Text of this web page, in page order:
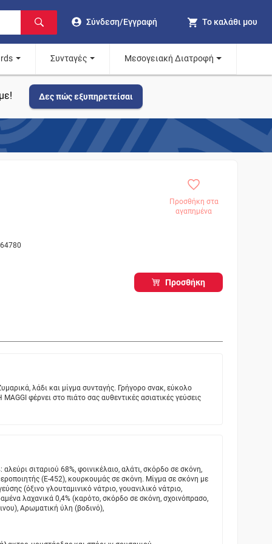
Σύνδεση/Εγγραφή Το καλάθι μου
Συνταγές Μεσογειακή Διατροφή
Δες πώς εξυπηρετείσαι
Προσθήκη στα
αγαπημένα
Προσθήκη
λάδι και μίγμα συνταγής. Γρήγορο σνακ, εύκολο
φέρνει στο πιάτο σας αυθεντικές ασιατικές γεύσεις
σιταριού 68%, φοινικέλαιο, αλάτι, σκόρδο σε σκόνη,
(Ε-452), κουρκουμάς σε σκόνη. Μίγμα σε σκόνη με
(όξινο γλουταμινικό νάτριο, γουανιλικό νάτριο,
λαχανικά 0,4% (καρότο, σκόρδο σε σκόνη, σχοινόπρασο,
Αρωματική ύλη (βοδινό),